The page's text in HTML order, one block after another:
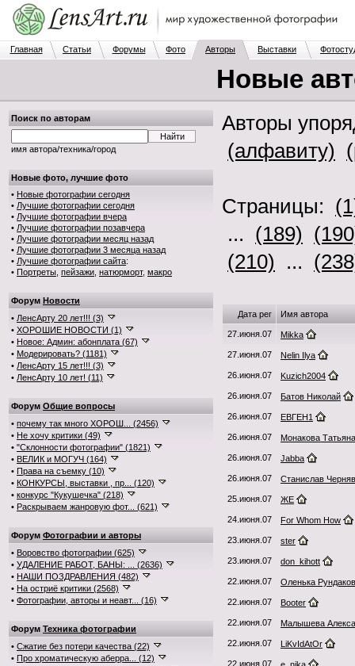
Главная Статьи Форумы Фото Авторы Выставки
Новые
Поиск по авторам
имя автора/техника/город
Новые фото, лучшие фото
• Новые фотографии сегодня
• Лучшие фотографии сегодня
• Лучшие фотографии вчера
• Лучшие фотографии позавчера
• Лучшие фотографии месяц назад
• Лучшие фотографии 3 месяца назад
• Лучшие фотографии сайта:
• Портреты пейзажи натюрморт, макро
Форум Новости
• ЛенсАрту 20 лет!!! (3)
• ХОРОШИЕ НОВОСТИ (1)
• Новое: Админ: абонплата (67)
• Модерировать? (1181)
• ЛенсАрту 15 лет!!! (3)
• ЛенсАрту 10 лет! (11)
Форум Общие вопросы
• почему так много ХОРОШ... (2456)
• Не хочу критики (49)
• "Склонности фотографии" (1821)
• ВЕЛИК и МОГУЧ (164)
• Права на съемку (10)
• КОНКУРСЫ, выставки , пр... (120)
• конкурс "Кукушечка" (218)
• Раскрываем жанровую фот... (621)
Форум Фотографии и авторы
• Воровство фотографии (625)
• УДАЛЕНИЕ РАБОТ, БАНЫ: ... (2636)
• НАШИ ПОЗДРАВЛЕНИЯ (482)
• На остриё критики (2568)
• Фотографии, авторы и неавт... (16)
Форум Техника фотографии
• Сжатие без потери качества (22)
• Про хроматическую аберра... (12)
Авторы
(алфавиту)
Страницы:
... (189)
(210) ...
Дата рег Имя автора
27.июня.07 Mikka
27.июня.07 Nelin Ilya
26.июня.07 Kuzich2004
26.июня.07 Батов Николай
26.июня.07 ЕВГЕН1
26.июня.07 Монакова Татьяна
26.июня.07 Jabba
26.июня.07 Станислав
25.июня.07 ЖЕ
24.июня.07 For Whom How
23.июня.07 ster
23.июня.07 don_kihott
22.июня.07 Оленька
22.июня.07 Booter
22.июня.07 Малышева
22.июня.07 LiKvIdAtOr
22.июня.07